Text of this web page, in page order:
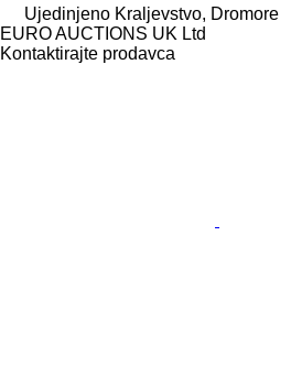
Ujedinjeno Kraljevstvo, Dromore
EURO AUCTIONS UK Ltd
Kontaktirajte prodavca